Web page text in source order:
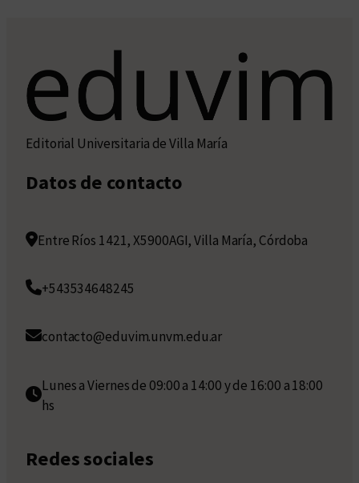
Editorial Universitaria de Villa María
Datos de contacto
Entre Ríos 1421, X5900AGI, Villa María, Córdoba
+543534648245
contacto@eduvim.unvm.edu.ar
Lunes a Viernes de 09:00 a 14:00 y de 16:00 a 18:00
hs
Redes sociales